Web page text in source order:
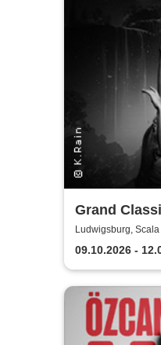
Grand
Bühne mit
Ludwigsburg,
09.10.2026 -